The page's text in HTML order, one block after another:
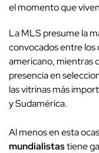
el momento que
La MLS presume la
convocados entre
americano, mientras
presencia en
las vitrinas más
y Sudamérica.
Al menos en esta
mundialistastiene